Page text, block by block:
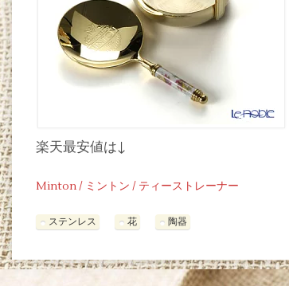
楽天最安値は↓
Minton / ミントン / ティーストレーナー
ステンレス 花 陶器